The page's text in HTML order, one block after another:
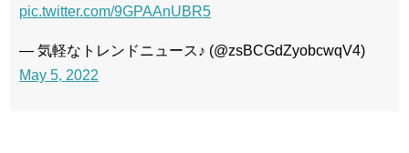
pic.twitter.com/9GPAAnUBR5
— 気軽なトレンドニュース♪ (@zsBCGdZyobcwqV4)
May 5, 2022